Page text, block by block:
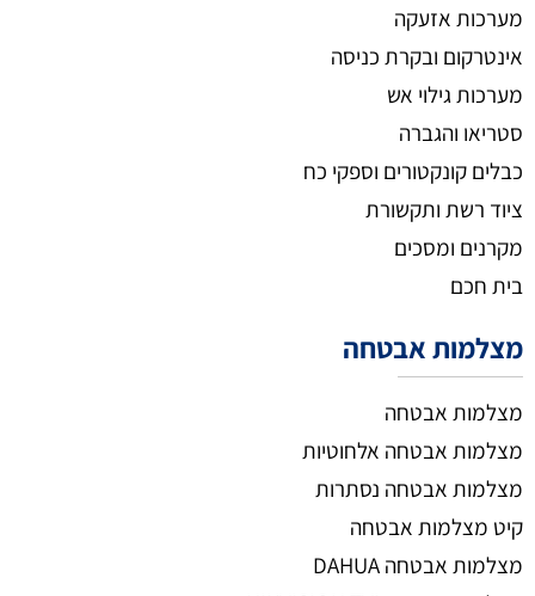
מערכות אזעקה
אינטרקום ובקרת כניסה
מערכות גילוי אש
סטריאו והגברה
כבלים קונקטורים וספקי כח
ציוד רשת ותקשורת
מקרנים ומסכים
בית חכם
מצלמות אבטחה
מצלמות אבטחה
מצלמות אבטחה אלחוטיות
מצלמות אבטחה נסתרות
קיט מצלמות אבטחה
מצלמות אבטחה DAHUA